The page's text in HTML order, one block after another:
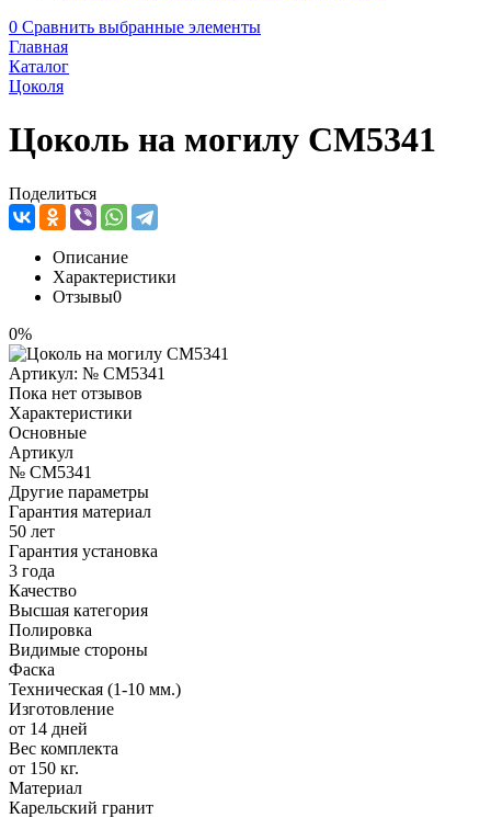
0 Сравнить выбранные элементы
Главная
Каталог
Цоколя
Цоколь на могилу CM5341
Поделиться
Описание
Характеристики
Отзывы0
0%
Артикул: № CM5341
Пока нет отзывов
Характеристики
Основные
Артикул
№ CM5341
Другие параметры
Гарантия материал
50 лет
Гарантия установка
3 года
Качество
Высшая категория
Полировка
Видимые стороны
Фаска
Техническая (1-10 мм.)
Изготовление
от 14 дней
Вес комплекта
от 150 кг.
Материал
Карельский гранит